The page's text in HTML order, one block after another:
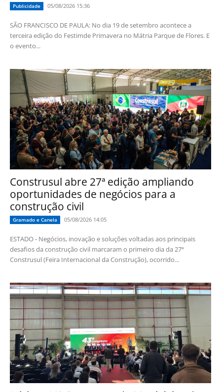
Publicidade 05/08/2026 15:36
SÃO FRANCISCO DE PAULA: No dia 19 de setembro acontece a
terceira edição do Festimde Primavera no Mátria Parque de Flores. E
o evento...
Construsul abre 27ª edição ampliando
oportunidades de negócios para a
construção civil
Gramado e Canela 05/08/2026 14:05
ESTADO - Negócios, inovação e soluções voltadas aos principais
desafios da construção civil marcaram o primeiro dia da 27ª
Construsul (Feira Internacional da Construção), ocorrido...